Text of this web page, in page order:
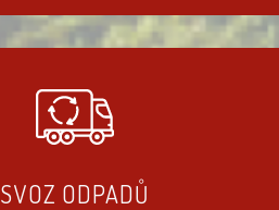
SVOZ ODPADŮ